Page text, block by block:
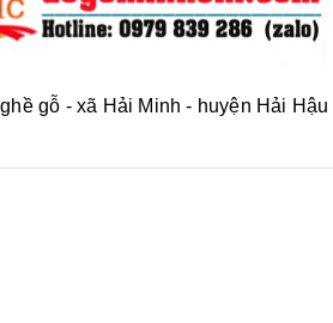
gỗ - xã Hải Minh - huyện Hải